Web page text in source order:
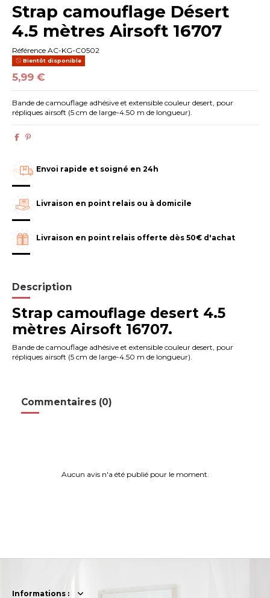
Strap camouflage Désert
4.5 mètres Airsoft 16707
Référence AC-KG-C0502
Bientôt disponible
5,99 €
Bande de camouflage adhésive et extensible couleur desert, pour
répliques airsoft (5 cm de large-4.50 m de longueur).
Envoi rapide et soigné en 24h
Livraison en point relais ou à domicile
Livraison en point relais offerte dès 50€ d'achat
Description
Strap camouflage desert 4.5
mètres Airsoft 16707.
Bande de camouflage adhésive et extensible couleur desert, pour
répliques airsoft (5 cm de large-4.50 m de longueur).
Commentaires (0)
Aucun avis n'a été publié pour le moment.
Informations :